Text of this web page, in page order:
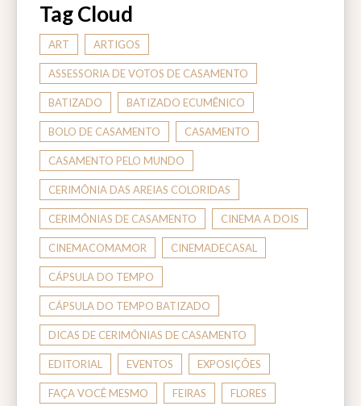
Tag Cloud
ART ARTIGOS
ASSESSORIA DE VOTOS DE CASAMENTO
BATIZADO BATIZADO ECUMÊNICO
BOLO DE CASAMENTO CASAMENTO
CASAMENTO PELO MUNDO
CERIMÔNIA DAS AREIAS COLORIDAS
CERIMÔNIAS DE CASAMENTO CINEMA A DOIS
CINEMACOMAMOR CINEMADECASAL
CÁPSULA DO TEMPO
CÁPSULA DO TEMPO BATIZADO
DICAS DE CERIMÔNIAS DE CASAMENTO
EDITORIAL EVENTOS EXPOSIÇÕES
FAÇA VOCÊ MESMO FEIRAS FLORES